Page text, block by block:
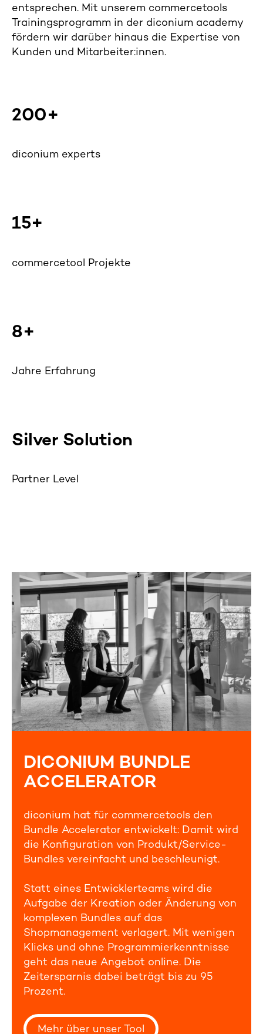
entsprechen. Mit unserem commercetools
Trainingsprogramm in der diconium academy
fördern wir darüber hinaus die Expertise von
Kunden und Mitarbeiter:innen.
200+
diconium experts
15+
commercetool Projekte
8+
Jahre Erfahrung
Silver Solution
Partner Level
DICONIUM BUNDLE
ACCELERATOR
diconium hat für commercetools den
Bundle Accelerator entwickelt: Damit wird
die Konfiguration von Produkt/Service-
Bundles vereinfacht und beschleunigt.
Statt eines Entwicklerteams wird die
Aufgabe der Kreation oder Änderung von
komplexen Bundles auf das
Shopmanagement verlagert. Mit wenigen
Klicks und ohne Programmierkenntnisse
geht das neue Angebot online. Die
Zeitersparnis dabei beträgt bis zu 95
Prozent.
Mehr über unser Tool